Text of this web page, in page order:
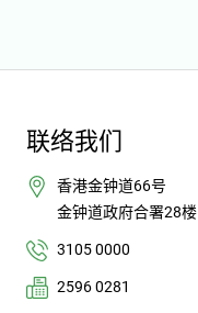
联络我们
香港金钟道66号
金钟道政府合署28楼
3105 0000
2596 0281